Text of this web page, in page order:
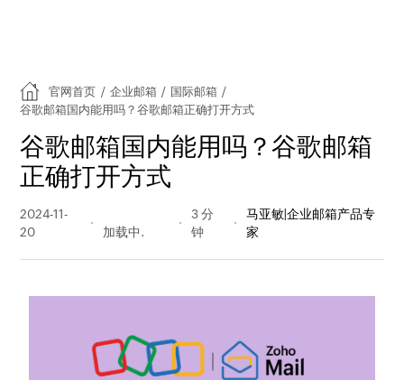
官网首页 / 企业邮箱 / 国际邮箱 /
谷歌邮箱国内能用吗？谷歌邮箱正确打开方式
谷歌邮箱国内能用吗？谷歌邮箱
正确打开方式
2024-11-
20
量
3 分
钟
马亚敏|企业邮箱产品专
家